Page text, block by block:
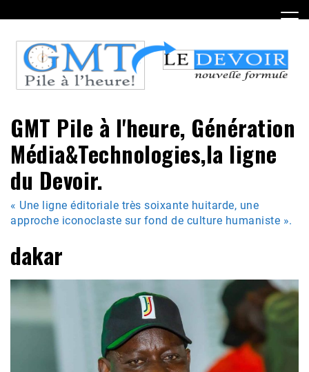
to
content
GMT Pile à l'heure, Génération
Média&Technologies,la ligne
du Devoir.
« Une ligne éditoriale très soixante huitarde, une
approche iconoclaste sur fond de culture humaniste ».
dakar